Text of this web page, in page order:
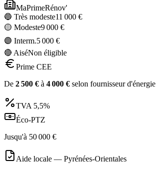
MaPrimeRénov'
🔵 Très modeste11 000 €
🟡 Modeste9 000 €
🟣 Interm.5 000 €
🔴 AiséNon éligible
Prime CEE
De 2 500 € à 4 000 € selon fournisseur d'énergie
TVA 5,5%
Éco-PTZ
Jusqu'à 50 000 €
Aide locale — Pyrénées-Orientales